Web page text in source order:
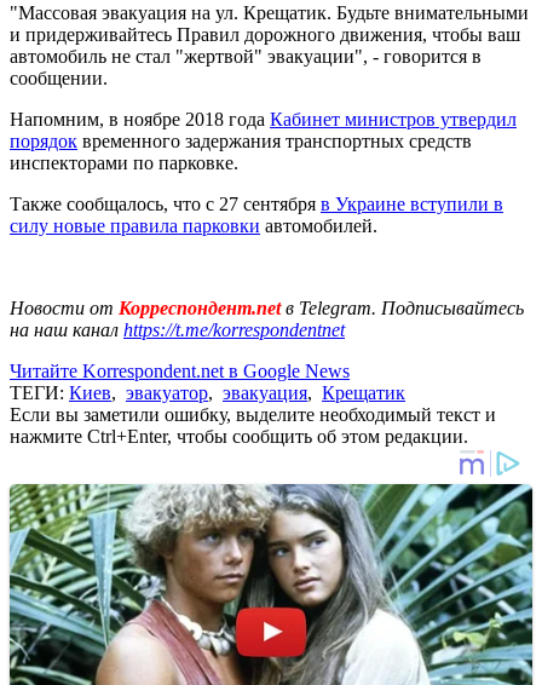
"Массовая эвакуация на ул. Крещатик. Будьте внимательными
и придерживайтесь Правил дорожного движения, чтобы ваш
автомобиль не стал "жертвой" эвакуации", - говорится в
сообщении.
Напомним, в ноябре 2018 года Кабинет министров утвердил
порядок временного задержания транспортных средств
инспекторами по парковке.
Также сообщалось, что с 27 сентября в Украине вступили в
силу новые правила парковки автомобилей.
Новости от Корреспондент.netв Telegram. Подписывайтесь
на наш канал https://t.me/korrespondentnet
Читайте Korrespondent.net в Google News
ТЕГИ: Киев, эвакуатор, эвакуация, Крещатик
Если вы заметили ошибку, выделите необходимый текст и
нажмите Ctrl+Enter, чтобы сообщить об этом редакции.